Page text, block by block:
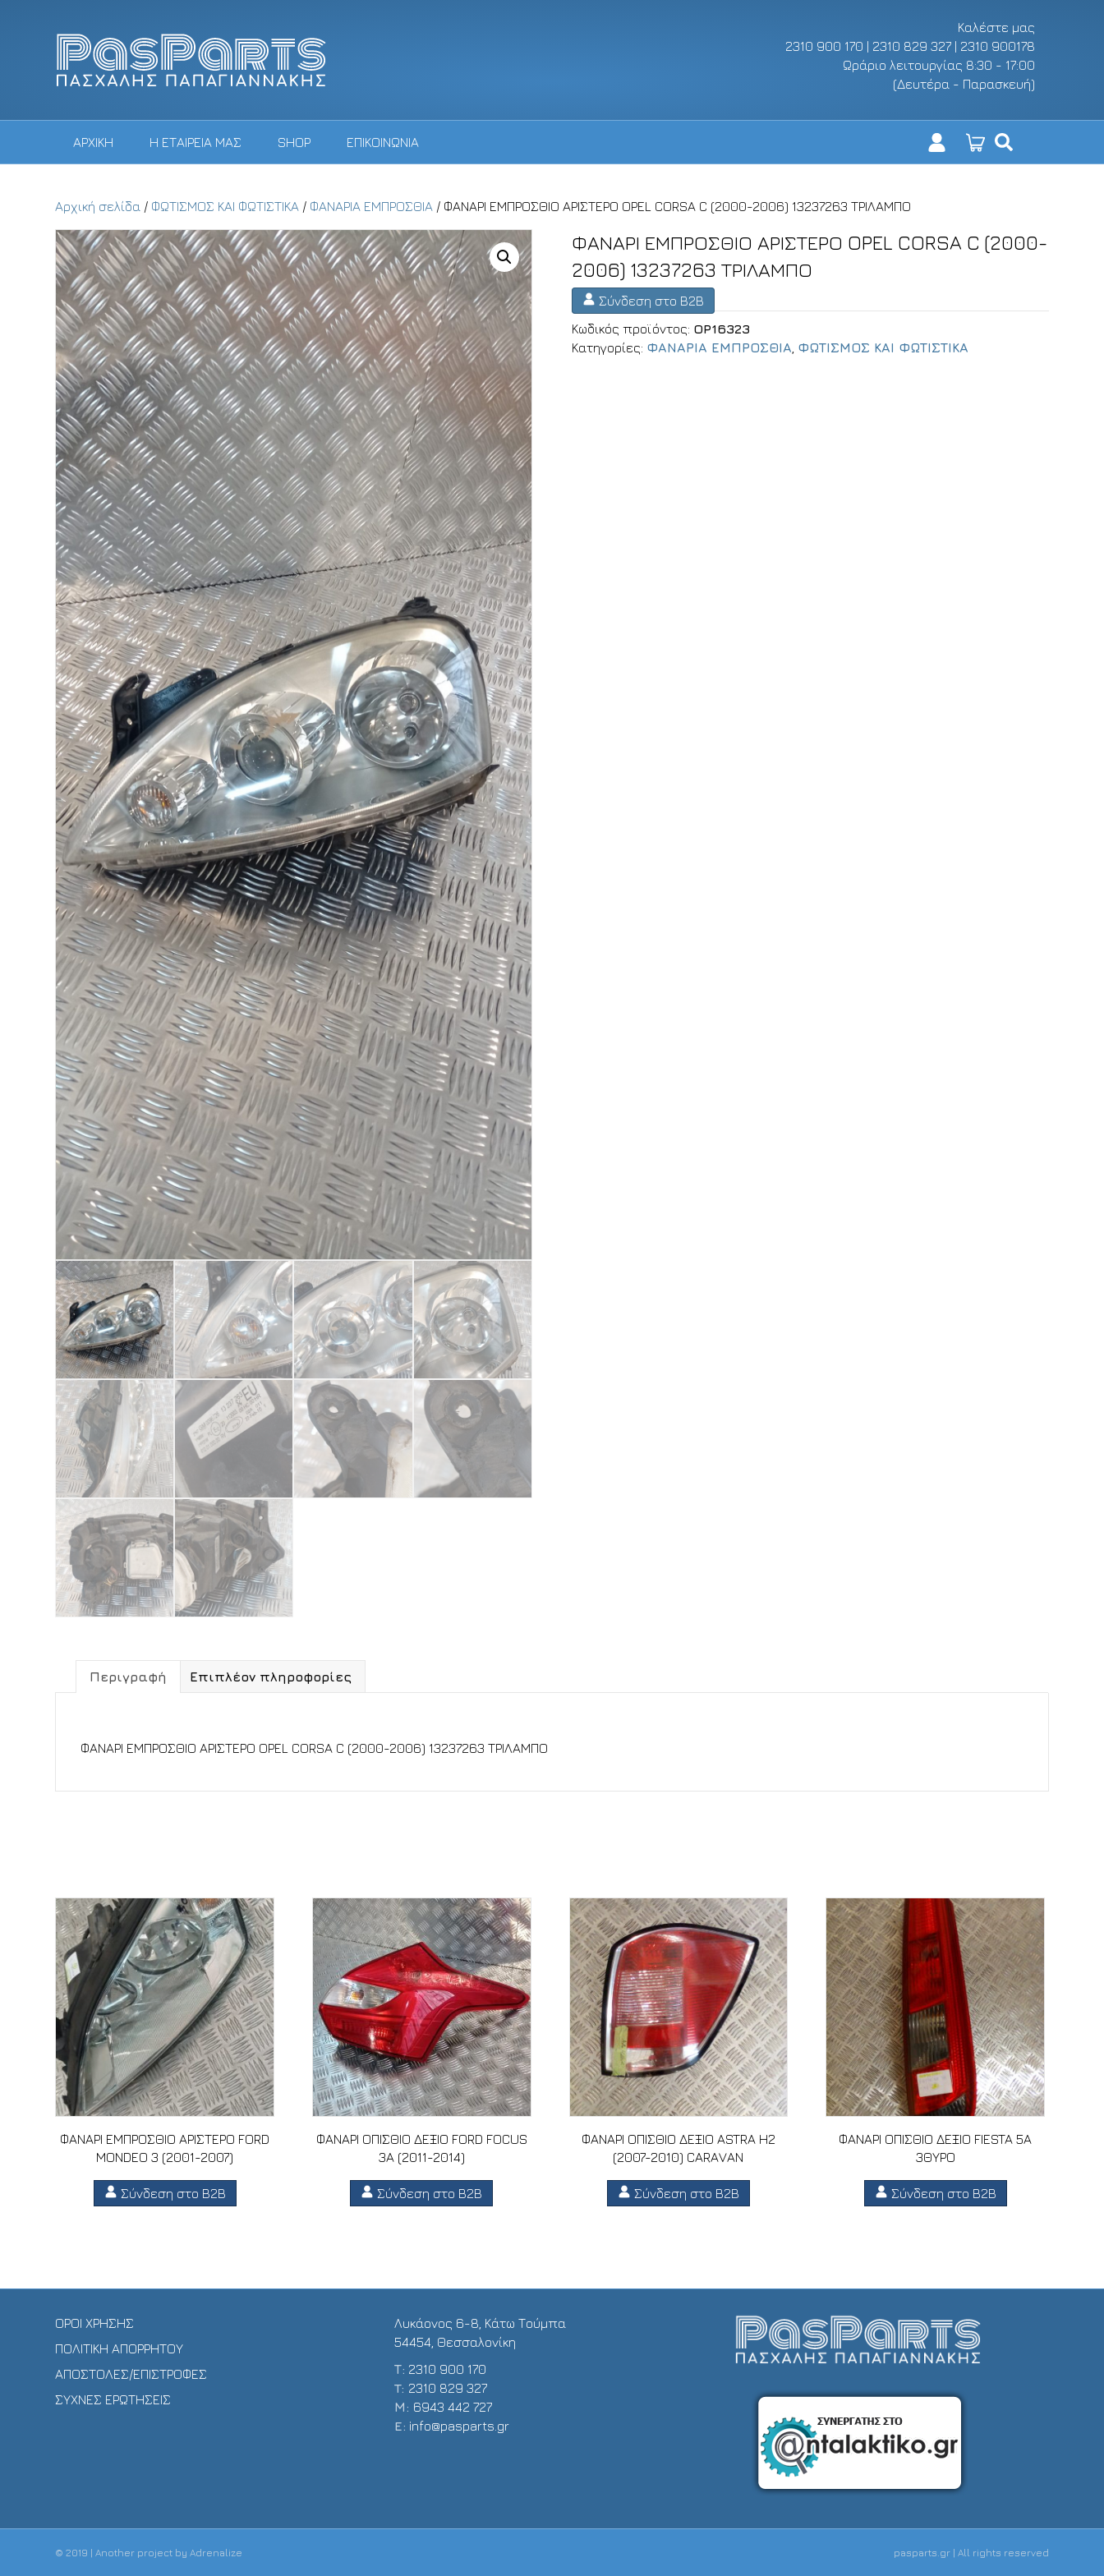
Καλέστε μας
2310 900 170 | 2310 829 327 | 2310 900178
Ωράριο λειτουργίας 8:30 - 17:00
(Δευτέρα - Παρασκευή)
ΑΡΧΙΚΗ Η ΕΤΑΙΡΕΙΑ ΜΑΣ SHOP ΕΠΙΚΟΙΝΩΝΙΑ
Αρχική σελίδα / ΦΩΤΙΣΜΟΣ ΚΑΙ ΦΩΤΙΣΤΙΚΑ / ΦΑΝΑΡΙΑ ΕΜΠΡΟΣΘΙΑ / ΦΑΝΑΡΙ ΕΜΠΡΟΣΘΙΟ ΑΡΙΣΤΕΡΟ OPEL CORSA C (2000-2006) 13237263 ΤΡΙΛΑΜΠΟ
ΦΑΝΑΡΙ ΕΜΠΡΟΣΘΙΟ ΑΡΙΣΤΕΡΟ OPEL CORSA C (2000-
2006) 13237263 ΤΡΙΛΑΜΠΟ
Σύνδεση στο B2B
Κωδικός προϊόντος: OP16323
Κατηγορίες: ΦΑΝΑΡΙΑ ΕΜΠΡΟΣΘΙΑ ΦΩΤΙΣΜΟΣ ΚΑΙ ΦΩΤΙΣΤΙΚΑ
Περιγραφή Επιπλέον πληροφορίες
ΦΑΝΑΡΙ ΕΜΠΡΟΣΘΙΟ ΑΡΙΣΤΕΡΟ OPEL CORSA C (2000-2006) 13237263 ΤΡΙΛΑΜΠΟ
ΦΑΝΑΡΙ ΕΜΠΡΟΣΘΙΟ ΑΡΙΣΤΕΡΟ FORD
MONDEO 3 (2001-2007)
Σύνδεση στο B2B
ΦΑΝΑΡΙ ΟΠΙΣΘΙΟ ΔΕΞΙΟ FORD FOCUS
3A (2011-2014)
Σύνδεση στο B2B
ΦΑΝΑΡΙ ΟΠΙΣΘΙΟ ΔΕΞΙΟ ASTRA H2
(2007-2010) CARAVAN
Σύνδεση στο B2B
ΦΑΝΑΡΙ ΟΠΙΣΘΙΟ ΔΕΞΙΟ FIESTA 5A
3ΘΥΡΟ
Σύνδεση στο B2B
ΟΡΟΙ ΧΡΗΣΗΣ
ΠΟΛΙΤΙΚΗ ΑΠΟΡΡΗΤΟΥ
ΑΠΟΣΤΟΛΕΣ/ΕΠΙΣΤΡΟΦΕΣ
ΣΥΧΝΕΣ ΕΡΩΤΗΣΕΙΣ
Λυκάονος 6-8, Κάτω Τούμπα
54454, Θεσσαλονίκη
Τ: 2310 900 170
T: 2310 829 327
Μ: 6943 442 727
E: info@pasparts.gr
© 2019 | Another project byAdrenalize pasparts.gr | All rights reserved